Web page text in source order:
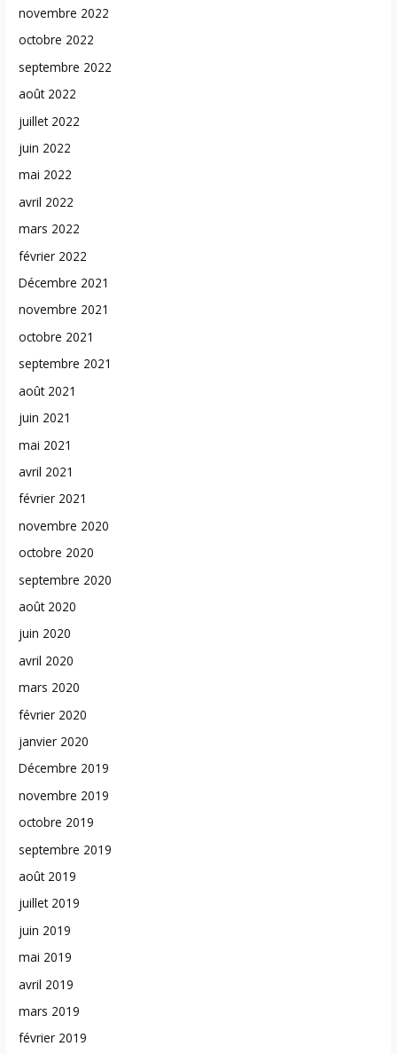
novembre 2022
octobre 2022
septembre 2022
août 2022
juillet 2022
juin 2022
mai 2022
avril 2022
mars 2022
février 2022
Décembre 2021
novembre 2021
octobre 2021
septembre 2021
août 2021
juin 2021
mai 2021
avril 2021
février 2021
novembre 2020
octobre 2020
septembre 2020
août 2020
juin 2020
avril 2020
mars 2020
février 2020
janvier 2020
Décembre 2019
novembre 2019
octobre 2019
septembre 2019
août 2019
juillet 2019
juin 2019
mai 2019
avril 2019
mars 2019
février 2019